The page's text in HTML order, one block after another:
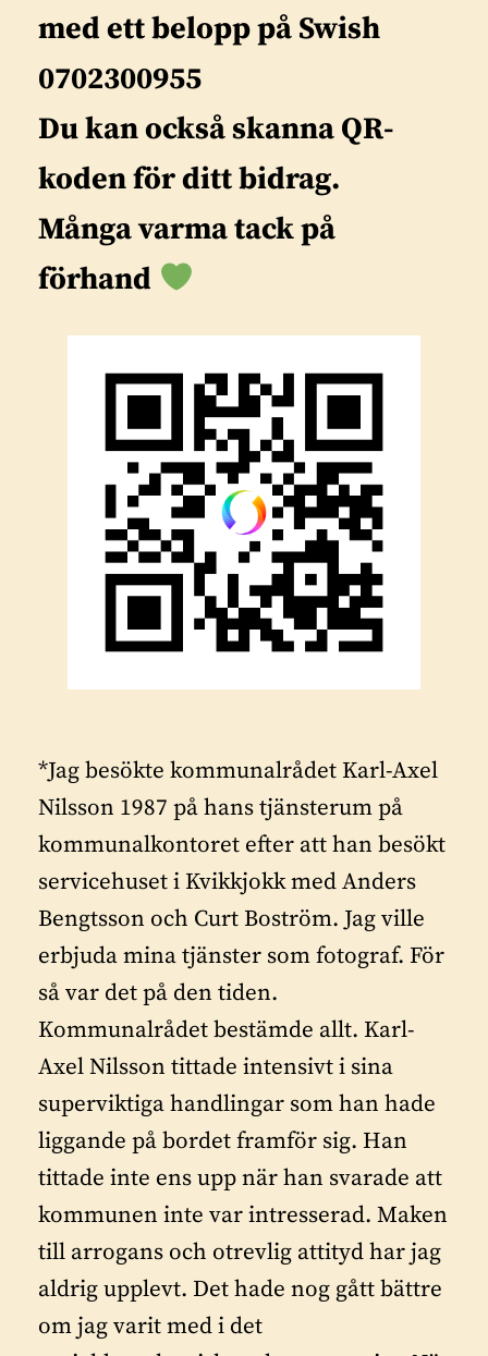
med ett belopp på Swish
0702300955
Du kan också skanna QR-
koden för ditt bidrag.
Många varma tack på
förhand
*Jag besökte kommunalrådet Karl-Axel
Nilsson 1987 på hans tjänsterum på
kommunalkontoret efter att han besökt
servicehuset i Kvikkjokk med Anders
Bengtsson och Curt Boström. Jag ville
erbjuda mina tjänster som fotograf. För
så var det på den tiden.
Kommunalrådet bestämde allt. Karl-
Axel Nilsson tittade intensivt i sina
superviktiga handlingar som han hade
liggande på bordet framför sig. Han
tittade inte ens upp när han svarade att
kommunen inte var intresserad. Maken
till arrogans och otrevlig attityd har jag
aldrig upplevt. Det hade nog gått bättre
om jag varit med i det